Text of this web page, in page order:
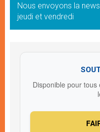
Nous envoyons la
jeudi et vendredi
Disponible pour